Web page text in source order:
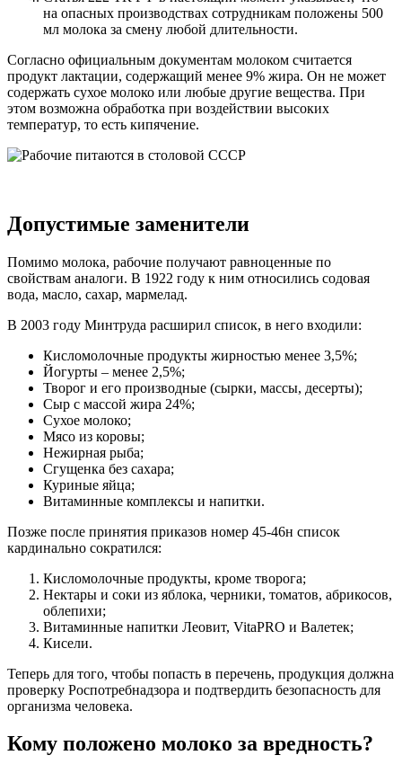
на опасных производствах сотрудникам положены 500
мл молока за смену любой длительности.
Согласно официальным документам молоком считается
продукт лактации, содержащий менее 9% жира. Он не может
содержать сухое молоко или любые другие вещества. При
этом возможна обработка при воздействии высоких
температур, то есть кипячение.
Допустимые заменители
Помимо молока, рабочие получают равноценные по
свойствам аналоги. В 1922 году к ним относились содовая
вода, масло, сахар, мармелад.
В 2003 году Минтруда расширил список, в него входили:
Кисломолочные продукты жирностью менее 3,5%;
Йогурты – менее 2,5%;
Творог и его производные (сырки, массы, десерты);
Сыр с массой жира 24%;
Сухое молоко;
Мясо из коровы;
Нежирная рыба;
Сгущенка без сахара;
Куриные яйца;
Витаминные комплексы и напитки.
Позже после принятия приказов номер 45-46н список
кардинально сократился:
Кисломолочные продукты, кроме творога;
Нектары и соки из яблока, черники, томатов, абрикосов,
облепихи;
Витаминные напитки Леовит, VitaPRO и Валетек;
Кисели.
Теперь для того, чтобы попасть в перечень, продукция должна
проверку Роспотребнадзора и подтвердить безопасность для
организма человека.
Кому положено молоко за вредность?